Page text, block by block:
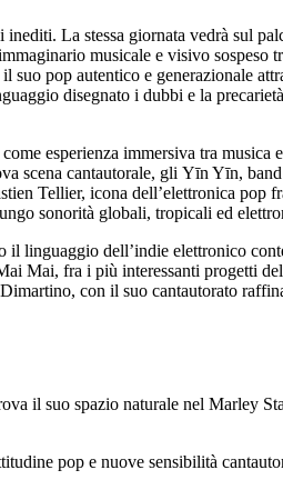
La stessa giornata vedrà sul
musicale e visivo sospeso
pop autentico e generazionale
disegnato i dubbi e la
esperienza immersiva tra musica
scena cantautorale, gli Yīn Yīn,
Tellier, icona dell’elettronica pop
sonorità globali, tropicali ed
linguaggio dell’indie elettronico
Mai, fra i più interessanti progetti
con il suo cantautorato
il suo spazio naturale nel Marley
pop e nuove sensibilità